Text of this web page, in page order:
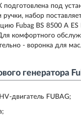
подготовлена под
набор
Fubag BS 8500 A
комфортного
- воронка для
генератора
двигатель FUBAG;